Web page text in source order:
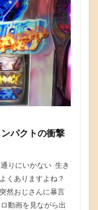
パクトの衝撃
りにいかない 生き
くありますよね？
然おじさんに暴言
動画を見ながら出